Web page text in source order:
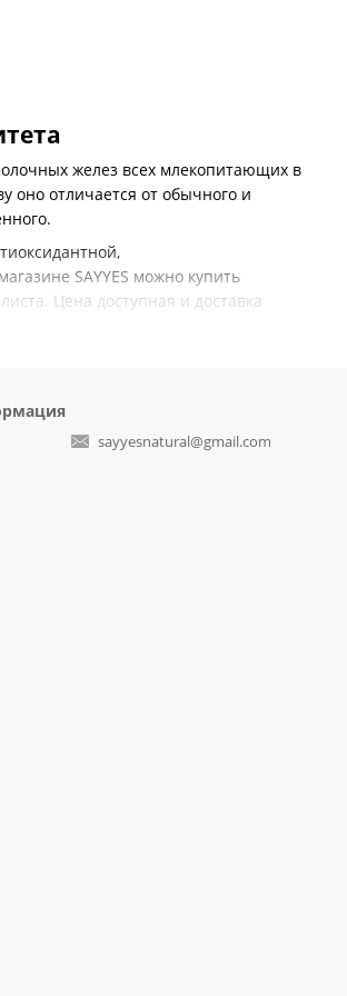
желез всех млекопитающих в
оно отличается от обычного и
SAYYES можно купить
Цена доступная и доставка
его ценность и положительное
омолаживающие свойства вещества.
sayyesnatural@gmail.com